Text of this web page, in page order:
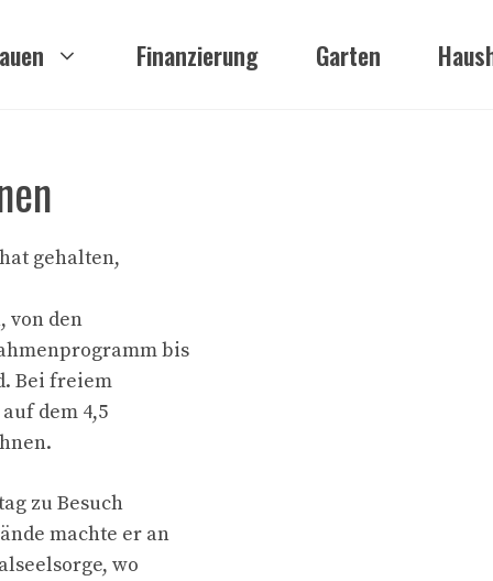
Finanzierung Garten
gehalten,
von den
bis
Bei freiem
dem 4,5
zu Besuch
machte er an
wo